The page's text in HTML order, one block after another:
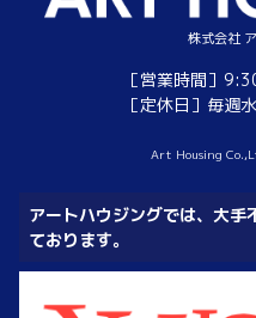
株式会社
［営業時間］
［定休日］毎週
Art Housing
アートハウジングでは、大手
ております。